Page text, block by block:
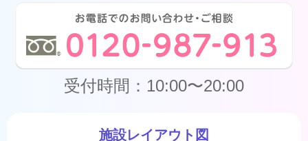
受付時間：10:00〜20:00
施設レイアウト図